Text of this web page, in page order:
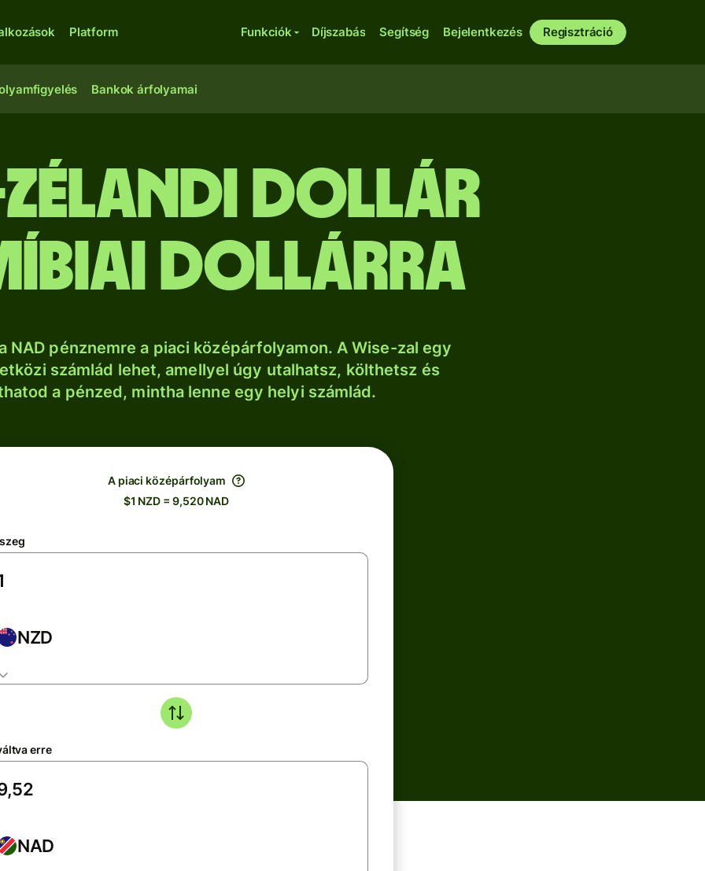
Platform Funkciók Díjszabás Segítség Bejelentkezés Regisztráció
Bankok árfolyamai
zélandi dollár
dollárra
NAD pénznemre a piaci középárfolyamon. A Wise-zal egy
számlád lehet, amellyel úgy utalhatsz, költhetsz és
a pénzed, mintha lenne egy helyi számlád.
A piaci középárfolyam
$1 NZD = 9,520 NAD
NZD
erre
NAD